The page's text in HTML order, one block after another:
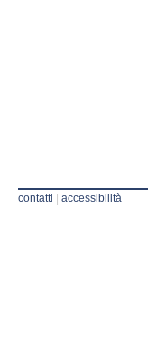
contatti accessibilità